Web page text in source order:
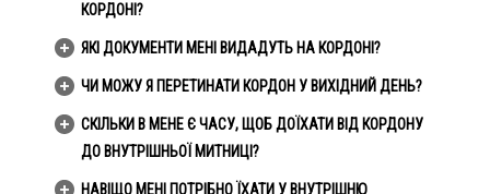
КОРДОНІ?
ЯКІ ДОКУМЕНТИ МЕНІ ВИДАДУТЬ НА КОРДОНІ?
ЧИ МОЖУ Я ПЕРЕТИНАТИ КОРДОН У ВИХІДНИЙ ДЕНЬ?
СКІЛЬКИ В МЕНЕ Є ЧАСУ, ЩОБ ДОЇХАТИ ВІД КОРДОНУ
ДО ВНУТРІШНЬОЇ МИТНИЦІ?
НАВІЩО МЕНІ ПОТРІБНО ЇХАТИ У ВНУТРІШНЮ